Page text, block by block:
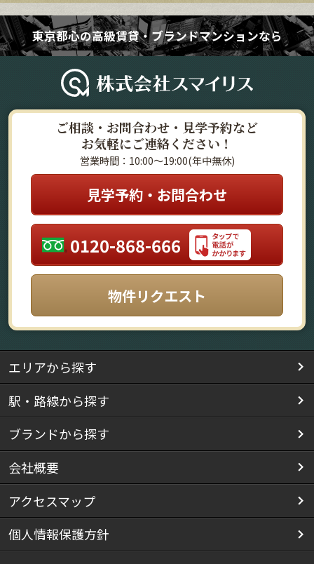
東京都心の高級賃貸・ブランドマンションなら
ご相談・お問合わせ・見学予約など
お気軽にご連絡ください！
営業時間：10:00～19:00(年中無休)
見学予約・お問合わせ
0120-868-666
物件リクエスト
エリアから探す
駅・路線から探す
ブランドから探す
会社概要
アクセスマップ
個人情報保護方針